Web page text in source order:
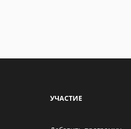
УЧАСТИЕ